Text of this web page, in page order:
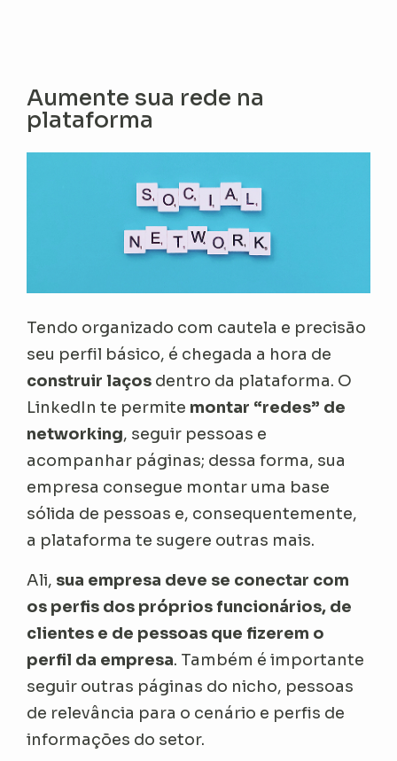
Aumente sua rede na
plataforma
Tendo organizado com cautela e precisão
seu perfil básico, é chegada a hora de
construir laços dentro da plataforma. O
LinkedIn te permite montar “redes” de
networking, seguir pessoas e
acompanhar páginas; dessa forma, sua
empresa consegue montar uma base
sólida de pessoas e, consequentemente,
a plataforma te sugere outras mais.
Ali, sua empresa deve se conectar com
os perfis dos próprios funcionários, de
clientes e de pessoas que fizerem o
perfil da empresa. Também é importante
seguir outras páginas do nicho, pessoas
de relevância para o cenário e perfis de
informações do setor.